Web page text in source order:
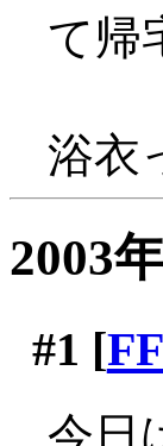
て帰
浴衣
2003
#1 [
今日